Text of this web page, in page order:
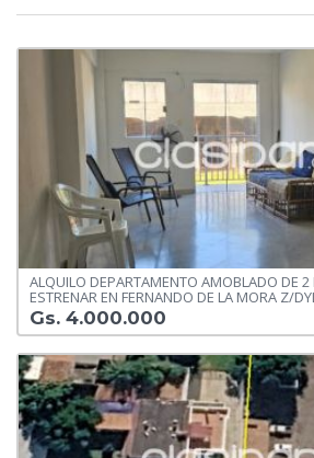
ALQUILO DEPARTAMENTO AMOBLADO DE
ESTRENAR EN FERNANDO DE LA MORA Z/
Gs. 4.000.000